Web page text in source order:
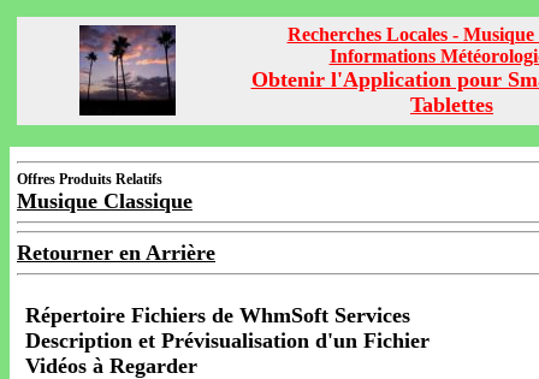
Recherches Locales - Musique
Informations
Obtenir l'Application pour
Tablettes
Offres Produits Relatifs
Musique Classique
Retourner en Arrière
Répertoire Fichiers de WhmSoft Services
Description et Prévisualisation d'un Fichier
Vidéos à Regarder